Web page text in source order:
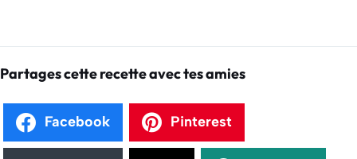
Partages cette recette avec tes amies
Facebook Pinterest